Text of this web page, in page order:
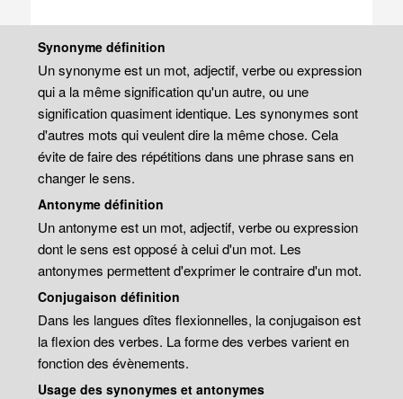
Synonyme définition
Un synonyme est un mot, adjectif, verbe ou expression
qui a la même signification qu'un autre, ou une
signification quasiment identique. Les synonymes sont
d'autres mots qui veulent dire la même chose. Cela
évite de faire des répétitions dans une phrase sans en
changer le sens.
Antonyme définition
Un antonyme est un mot, adjectif, verbe ou expression
dont le sens est opposé à celui d'un mot. Les
antonymes permettent d'exprimer le contraire d'un mot.
Conjugaison définition
Dans les langues dîtes flexionnelles, la conjugaison est
la flexion des verbes. La forme des verbes varient en
fonction des évènements.
Usage des synonymes et antonymes